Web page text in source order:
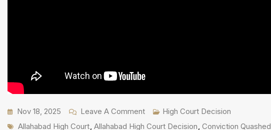
Nov 18, 2025 Leave A CommentOn
1996
High Court Decision
Tags
Allahabad High Court Allahabad High Court Decision Conviction Quashed